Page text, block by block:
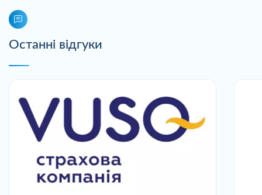
Останні відгуки